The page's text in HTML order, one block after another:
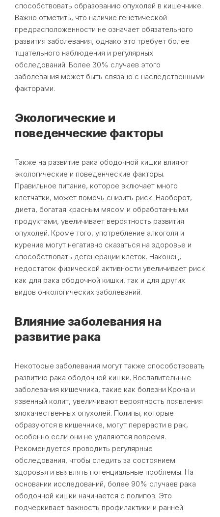
способствовать образованию опухолей в кишечнике.
Важно отметить, что наличие генетической
предрасположенности не означает обязательного
развития заболевания, однако это требует более
тщательного наблюдения и регулярных
обследований. Более 30% случаев этого
заболевания может быть связано с наследственными
факторами.
Экологические и
поведенческие факторы
Также на развитие рака ободочной кишки влияют
экологические и поведенческие факторы.
Правильное питание, которое включает много
клетчатки, может помочь снизить риск. Наоборот,
диета, богатая красным мясом и обработанными
продуктами, увеличивает вероятность развития
опухолей. Кроме того, употребление алкоголя и
курение могут негативно сказаться на здоровье и
способствовать дегенерации клеток. Наконец,
недостаток физической активности увеличивает риск
как для рака ободочной кишки, так и для других
видов онкологических заболеваний.
Влияние заболевания на
развитие рака
Некоторые заболевания могут также способствовать
развитию рака ободочной кишки. Воспалительные
заболевания кишечника, такие как болезни Крона и
язвенный колит, увеличивают вероятность появления
злокачественных опухолей. Полипы, которые
образуются в кишечнике, могут перерасти в рак,
особенно если они не удаляются вовремя.
Рекомендуется проводить регулярные
обследования, чтобы следить за состоянием
здоровья и выявлять потенциальные проблемы. На
основании исследований, более 90% случаев рака
ободочной кишки начинается с полипов. Это
подчеркивает важность профилактики и ранней